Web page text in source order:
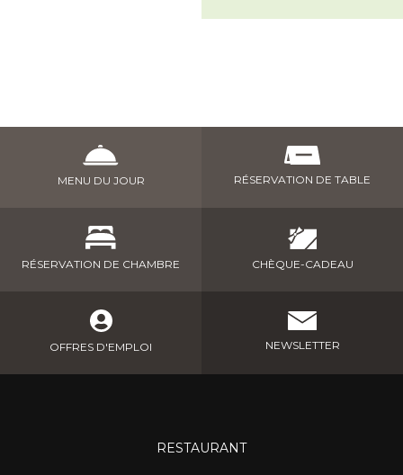
MENU DU JOUR RÉSERVATION DE TABLE
RÉSERVATION DE CHAMBRE CHÈQUE-CADEAU
OFFRES D'EMPLOI NEWSLETTER
RESTAURANT